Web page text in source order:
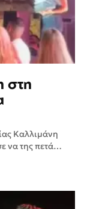
στη
Καλλιμάνη
να της πετά
τη χτυπούν...